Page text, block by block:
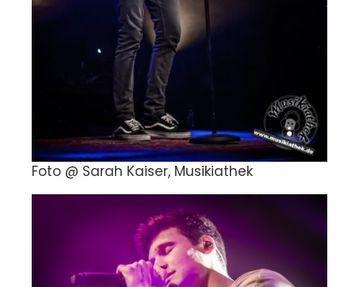
Foto @ Sarah Kaiser, Musikiathek